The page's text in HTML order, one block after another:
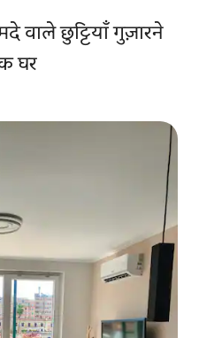
वाले छुट्टियाँ गुज़ारने
घर